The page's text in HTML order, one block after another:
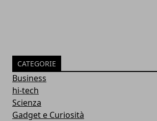
CATEGORIE
Business
hi-tech
Scienza
Gadget e Curiosità